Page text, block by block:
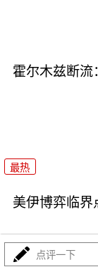
霍尔木兹断流
最热
美伊博弈临界
点评一下